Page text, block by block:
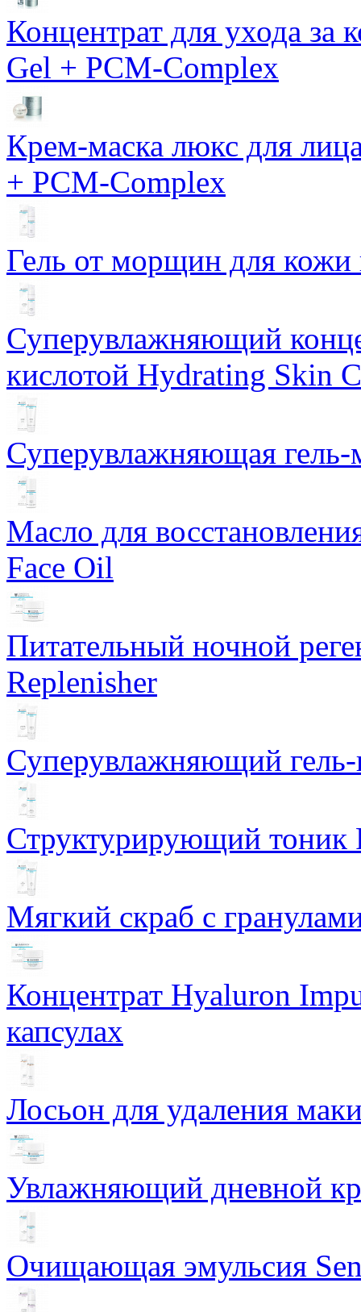
Концентрат для ухода за
Gel + PCM-Complex
Крем-маска люкс для
+ PCM-Complex
Гель от морщин для кожи
Суперувлажняющий
кислотой Hydrating Skin
Суперувлажняющая
Масло для
Face Oil
Питательный ночной
Replenisher
Суперувлажняющий
Структурирующий тоник
Мягкий скраб с
Концентрат Hyaluron
капсулах
Лосьон для удаления
Увлажняющий дневной
Очищающая эмульсия